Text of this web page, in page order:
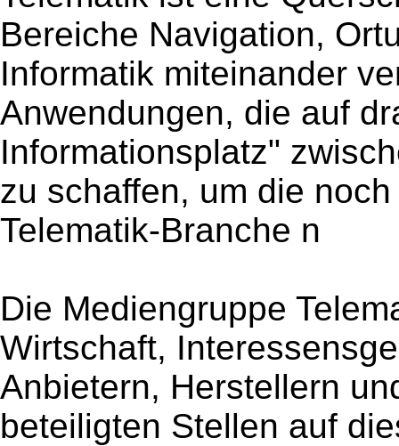
Bereiche Navigation,
Informatik miteinander
Anwendungen, die auf
Informationsplatz"
zu schaffen, um die
Telematik-Branche n
Die Mediengruppe
Wirtschaft,
Anbietern, Herstellern
beteiligten Stellen auf